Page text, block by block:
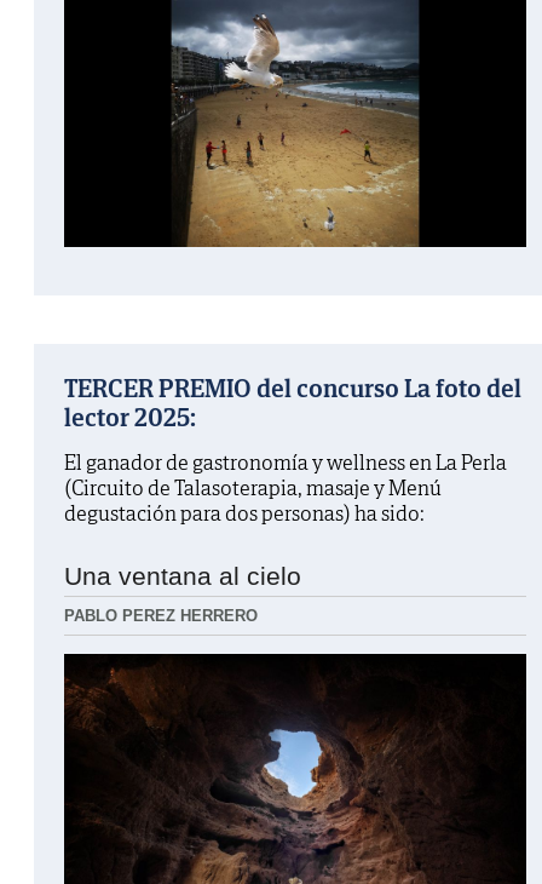
TERCER PREMIO del concurso La foto del
lector 2025:
El ganador de gastronomía y wellness en La Perla
(Circuito de Talasoterapia, masaje y Menú
degustación para dos personas) ha sido:
Una ventana al cielo
PABLO PEREZ HERRERO